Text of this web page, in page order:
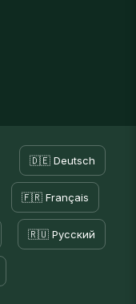
🇩🇪 Deutsch
🇫🇷 Français
🇷🇺 Русский